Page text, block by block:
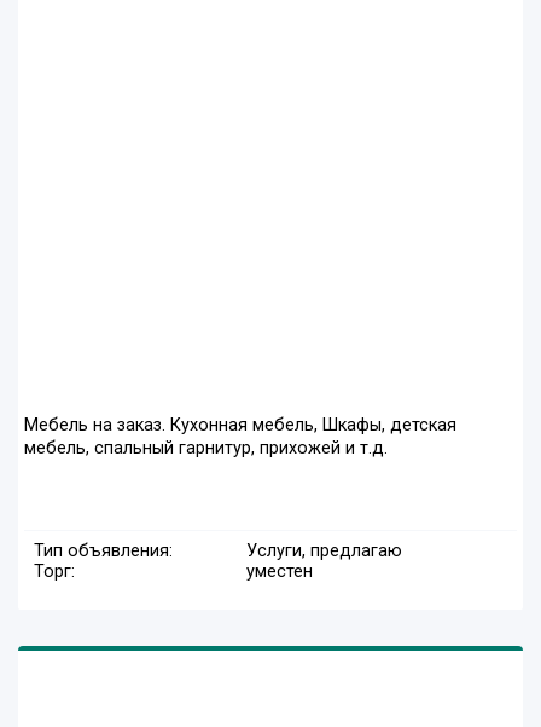
Мебель на заказ. Кухонная мебель, Шкафы, детская
мебель, спальный гарнитур, прихожей и т.д.
Тип объявления:
Услуги, предлагаю
Торг:
уместен